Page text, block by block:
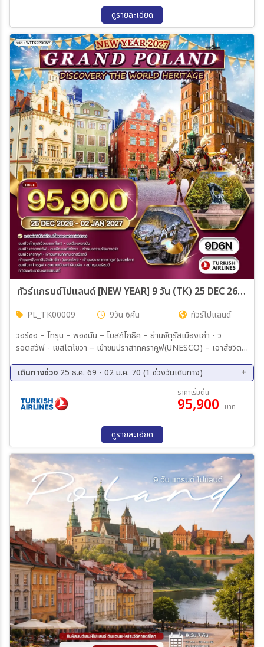
UNESCO  เมืองเก่าพอซนาน และ เมืองเก่าวรอตสรัฟ เมืองมรดกโลกที่
มีสีสันสวยที่สุดในยุโรป
ดูรายละเอียด
ทัวร์แกรนด์โปแลนด์ [NEW YEAR] 9 วัน (TK) 25 DEC 26 - 02 JAN 27
PL_TK00009 9วัน 6คืน
ทัวร์โปแลนด์
วอร์ซอ – โทรุน – พอซนัน – โบสถ์โกธิค – ย่านจัตุรัสเมืองเก่า - ว
รอตสวัฟ - เชสโตโชวา – เข้าชมปราสาทคราคูฟ(UNESCO) – เอาส์ชวิตซ์
เมืองเก่าพอซนัน – ศาลาว่าการเมืองพอซนัน – เมืองวรอตสวัฟ – จัตุรัส
Rynek – อารามจัสนาโกรา (พระแม่มารีสีดำ) – ปราสาทวาวิล – มหาวิหาร
วาวิล – ค่ายกักกันเอาส์ชวิตซ์-เบียร์เคเนา – เหมืองเกลือวีลิชก้า – โบสถ์
เซนต์คิงกา – ตลาดผ้าพื้นเมือง (Cloth Hall) – ย่านเมืองเก่าวอร์ซอ –
เดินทางช่วง 25 ธ.ค. 69 - 02 ม.ค. 70 (1 ช่วงวันเดินทาง)
ราคาเริ่มต้น
95,900 บาท
ดูรายละเอียด